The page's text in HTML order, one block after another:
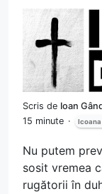
Scris de Ioan
15 minute
Icoana
Nu putem
sosit vremea
rugătorii în